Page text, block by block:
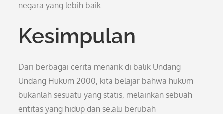
negara yang lebih baik.
Kesimpulan
Dari berbagai cerita menarik di balik Undang
Undang Hukum 2000, kita belajar bahwa hukum
bukanlah sesuatu yang statis, melainkan sebuah
entitas yang hidup dan selalu berubah